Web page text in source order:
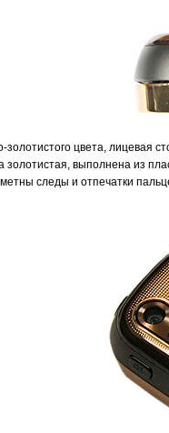
золотистого цвета, лицевая
золотистая, выполнена из
следы и отпечатки